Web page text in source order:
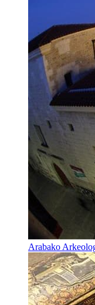
Arabako